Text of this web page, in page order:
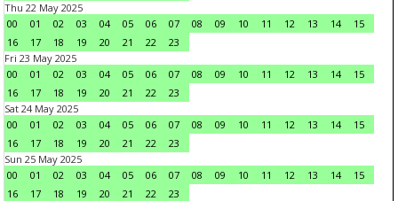
Thu 22 May 2025
00
01 02 03 04 05 06 07 08 09 10 11 12 13 14
15
16
17 18 19 20 21 22
23
Fri 23 May 2025
00
01 02 03 04 05 06 07 08 09 10 11 12 13 14
15
16
17 18 19 20 21 22
23
Sat 24 May 2025
00
01 02 03 04 05 06 07 08 09 10 11 12 13 14
15
16
17 18 19 20 21 22
23
Sun 25 May 2025
00
01 02 03 04 05 06 07 08 09 10 11 12 13 14
15
16
17 18 19 20 21 22
23